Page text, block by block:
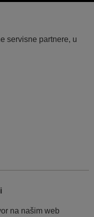
servisne partnere, u
na našim web